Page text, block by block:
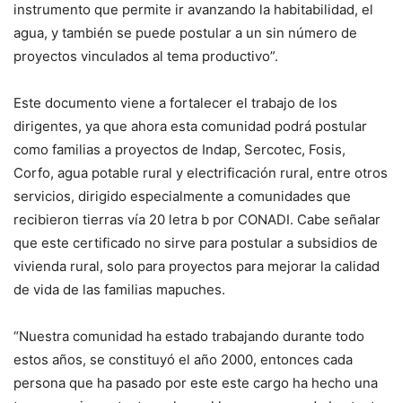
instrumento que permite ir avanzando la habitabilidad, el
agua, y también se puede postular a un sin número de
proyectos vinculados al tema productivo”.
Este documento viene a fortalecer el trabajo de los
dirigentes, ya que ahora esta comunidad podrá postular
como familias a proyectos de Indap, Sercotec, Fosis,
Corfo, agua potable rural y electrificación rural, entre otros
servicios, dirigido especialmente a comunidades que
recibieron tierras vía 20 letra b por CONADI. Cabe señalar
que este certificado no sirve para postular a subsidios de
vivienda rural, solo para proyectos para mejorar la calidad
de vida de las familias mapuches.
“Nuestra comunidad ha estado trabajando durante todo
estos años, se constituyó el año 2000, entonces cada
persona que ha pasado por este este cargo ha hecho una